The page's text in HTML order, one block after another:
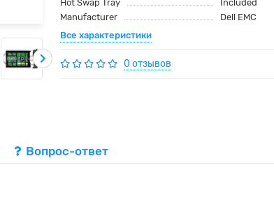
Hot Swap Tray
Included
Manufacturer
Dell EMC
Все характеристики
0 отзывов
Вопрос-ответ